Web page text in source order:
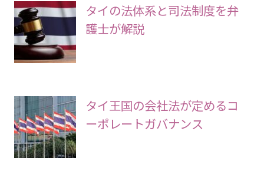
タイの法体系と司法制度を弁
護士が解説
タイ王国の会社法が定めるコ
ーポレートガバナンス